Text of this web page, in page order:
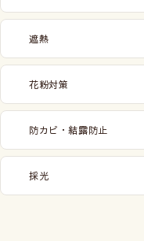
遮熱
花粉対策
防カビ・結露防止
採光